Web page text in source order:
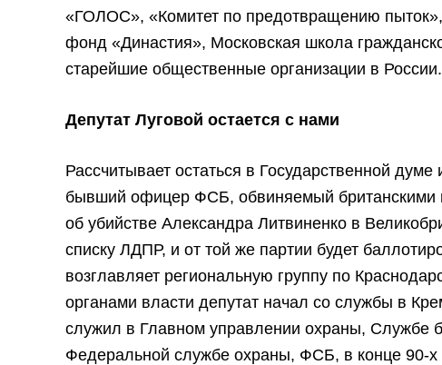
«ГОЛОС», «Комитет по предотвращению
фонд «Династия», Московская школа
старейшие общественные организации в России.
Депутат Луговой остается с нами
Рассчитывает остаться в Государственной
бывший офицер ФСБ, обвиняемый британскими
об убийстве Александра Литвиненко в
списку ЛДПР, и от той же партии будет
возглавляет региональную группу по
органами власти депутат начал со службы в
служил в Главном управлении охраны, Службе
Федеральной службе охраны, ФСБ, в конце 90-